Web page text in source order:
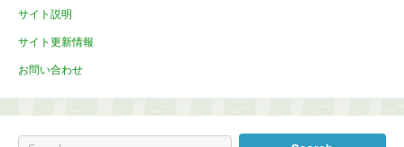
サイト説明
サイト更新情報
お問い合わせ